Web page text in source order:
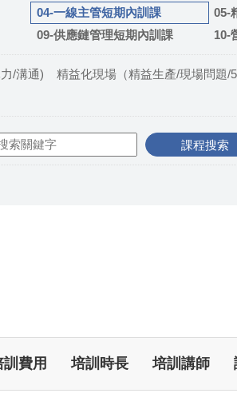
04-一線主管短期內訓課
05-
09-供應鏈管理短期內訓課 10-
/溝通)
精益化現場（精益生產/現場問題/
訓費用 培訓時長 培訓講師